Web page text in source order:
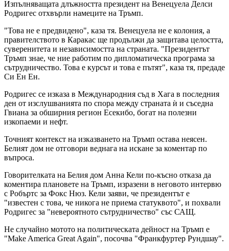
Изпълняващата длъжността президент на Венецуела Делси
Родригес отхвърли намеците на Тръмп.
"Това не е предвидено", каза тя. Венецуела не е колония, а
правителството в Каракас ще продължи да защитава целостта,
суверенитета и независимостта на страната. "Президентът
Тръмп знае, че ние работим по дипломатическа програма за
сътрудничество. Това е курсът и това е пътят", каза тя, предаде
Си Ен Ен.
Родригес се изказа в Международния съд в Хага в последния
ден от изслушванията по спора между страната ѝ и съседна
Гвиана за обширния регион Есекибо, богат на полезни
изкопаеми и нефт.
Точният контекст на изказването на Тръмп остава неясен.
Белият дом не отговори веднага на искане за коментар по
въпроса.
Говорителката на Белия дом Анна Кели по-късно отказа да
коментира плановете на Тръмп, изразени в неговото интервю
с Робъртс за Фокс Нюз. Кели заяви, че президентът е
"известен с това, че никога не приема статуквото", и похвали
Родригес за "невероятното сътрудничество" със САЩ.
Не случайно мотото на политическата дейност на Тръмп е
"Make America Great Again", посочва "Франкфуртер Рундшау".